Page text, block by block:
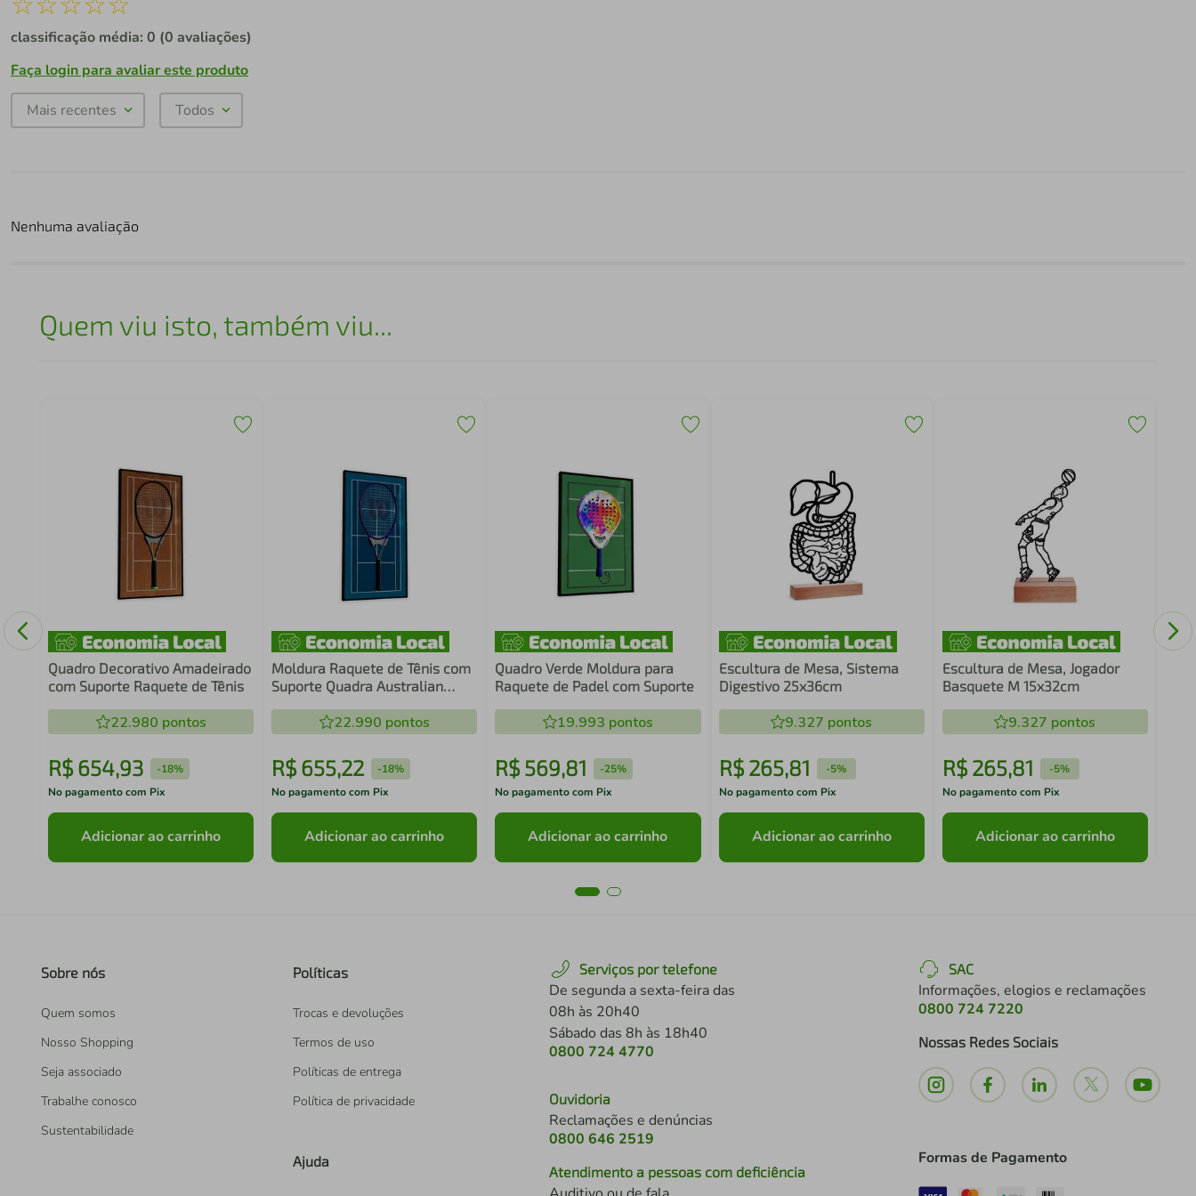
classificação média: 0 (0 avaliações)
Faça login para avaliar este produto
Mais recentes Todos
Nenhuma avaliação
Quem viu isto, também viu...
Quadro Decorativo Amadeirado
com Suporte Raquete de Tênis
22.980 pontos
R$ 654,93 -18%
No pagamento com Pix
Adicionar ao carrinho
Moldura Raquete de Tênis com
Suporte Quadra Australian
22.990 pontos
R$ 655,22 -18%
No pagamento com Pix
Adicionar ao carrinho
Quadro Verde Moldura para
Raquete de Padel com Suporte
19.993 pontos
R$569,81 -25%
No pagamento com Pix
Adicionar ao carrinho
Escultura de Mesa, Sistema
Digestivo 25x36cm
9.327 pontos
R$ 265,81 -5%
No pagamento com Pix
Adicionar ao carrinho
Escultura de Mesa, Jogador
Basquete M 15x32cm
9.327 pontos
R$ 265,81 -5%
No pagamento com Pix
Adicionar ao carrinho
Sobre nós
Quem somos
Nosso Shopping
Seja associado
Trabalhe conosco
Sustentabilidade
Políticas
Trocas e devoluções
Termos de uso
Políticas de entrega
Política de privacidade
Ajuda
Serviços por telefone
De segunda a sexta-feira das
08h às 20h40
Sábado das 8h às 18h40
0800 724 4770
Ouvidoria
Reclamações e denúncias
0800 646 2519
Atendimento a pessoas com deficiência
SAC
Informações, elogios e reclamações
0800 724 7220
Nossas Redes Sociais
Formas de Pagamento